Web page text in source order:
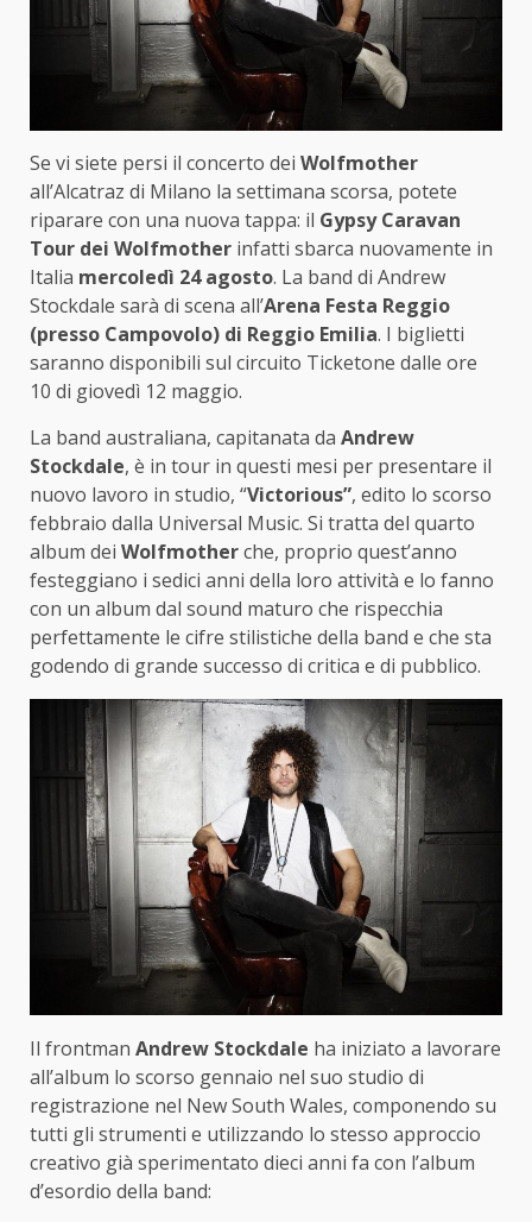
Se vi siete persi il concerto dei Wolfmother
all’Alcatraz di Milano la settimana scorsa, potete
riparare con una nuova tappa: il Gypsy Caravan
Tour dei Wolfmother infatti sbarca nuovamente in
Italia mercoledì 24 agosto. La band di Andrew
Stockdale sarà di scena all’Arena Festa Reggio
(presso Campovolo) di Reggio Emilia. I biglietti
saranno disponibili sul circuito Ticketone dalle ore
10 di giovedì 12 maggio.
La band australiana, capitanata da Andrew
Stockdale, è in tour in questi mesi per presentare il
nuovo lavoro in studio, “Victorious”, edito lo scorso
febbraio dalla Universal Music. Si tratta del quarto
album dei Wolfmotherche, proprio quest’anno
festeggiano i sedici anni della loro attività e lo fanno
con un album dal sound maturo che rispecchia
perfettamente le cifre stilistiche della band e che sta
godendo di grande successo di critica e di pubblico.
Il frontman Andrew Stockdale ha iniziato a lavorare
all’album lo scorso gennaio nel suo studio di
registrazione nel New South Wales, componendo su
tutti gli strumenti e utilizzando lo stesso approccio
creativo già sperimentato dieci anni fa con l’album
d’esordio della band: